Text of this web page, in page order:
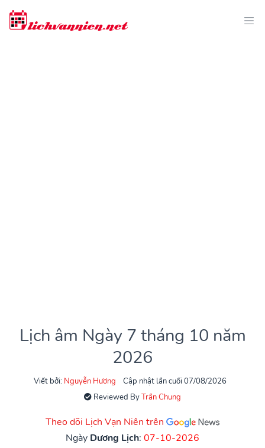
Lịch âm Ngày 7 tháng 10 năm
2026
Viết bởi: Nguyễn Hương
Cập nhật lần cuối 07/08/2026
Reviewed ByTrần Chung
Theo dõi Lịch Vạn Niên trên
Ngày Dương Lịch: 07-10-2026